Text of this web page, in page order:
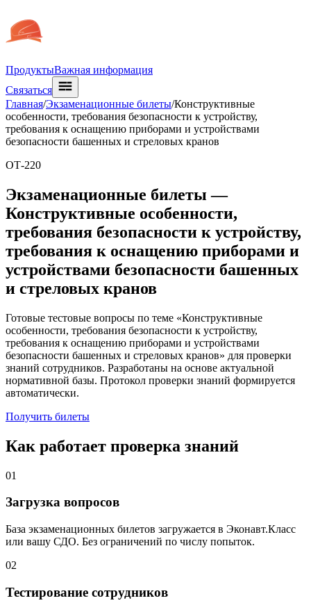
ПродуктыВажная информация
Связаться
Главная/Экзаменационные билеты/Конструктивные
особенности, требования безопасности к устройству,
требования к оснащению приборами и устройствами
безопасности башенных и стреловых кранов
ОТ-220
Экзаменационные билеты —
Конструктивные особенности,
требования безопасности к устройству,
требования к оснащению приборами и
устройствами безопасности башенных
и стреловых кранов
Готовые тестовые вопросы по теме «Конструктивные
особенности, требования безопасности к устройству,
требования к оснащению приборами и устройствами
безопасности башенных и стреловых кранов» для проверки
знаний сотрудников. Разработаны на основе актуальной
нормативной базы. Протокол проверки знаний формируется
автоматически.
Получить билеты
Как работает проверка знаний
01
Загрузка вопросов
База экзаменационных билетов загружается в Эконавт.Класс
или вашу СДО. Без ограничений по числу попыток.
02
Тестирование сотрудников